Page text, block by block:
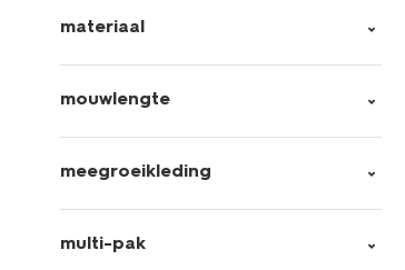
materiaal
mouwlengte
meegroeikleding
multi-pak